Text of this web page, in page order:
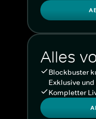
Alles
Blockbuster
Exklusive
Kompletter